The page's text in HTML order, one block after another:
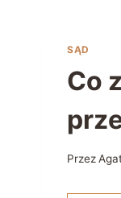
SĄD
Co
Przez